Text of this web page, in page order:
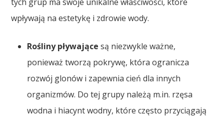
wpływają na estetykę i zdrowie wody.
Rośliny pływające są niezwykle ważne,
ponieważ tworzą pokrywę, która ogranicza
rozwój glonów i zapewnia cień dla innych
organizmów. Do tej grupy należą m.in. rzęsa
wodna i hiacynt wodny, które często przyciągają